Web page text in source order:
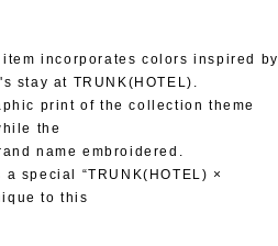
incorporates colors inspired by
stay at TRUNK(HOTEL).
print of the collection theme
the
name embroidered.
special “TRUNK(HOTEL) ×
to this